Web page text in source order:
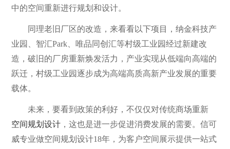
中的空间重新进行规划和设计。
同理老旧厂区的改造，来看看以下项目，纳金科技产
业园、智汇Park、唯品同创汇等村级工业园经过新建改
造，破旧的厂房重新焕发活力，产业实现从低端向高端的
跃迁，村级工业园逐步成为高端高质高新产业发展的重要
载体。
未来，要看到政策的利好，不仅仅对传统商场重新
空间规划设计 ，这也是进一步促进消费发展的需要。信可
威专业做空间规划设计18年，为客户空间展示提供一站式